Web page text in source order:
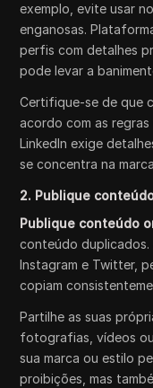
exemplo, evite usar
enganosas.
perfis com detalhes
pode levar a
Certifique-se de que
acordo com as
LinkedIn exige
se concentra na
2. Publique
Publique conteúdo
conteúdo duplicados.
Instagram e Twitter,
copiam
Partilhe as suas
fotografias, vídeos
sua marca ou estilo
proibições, mas